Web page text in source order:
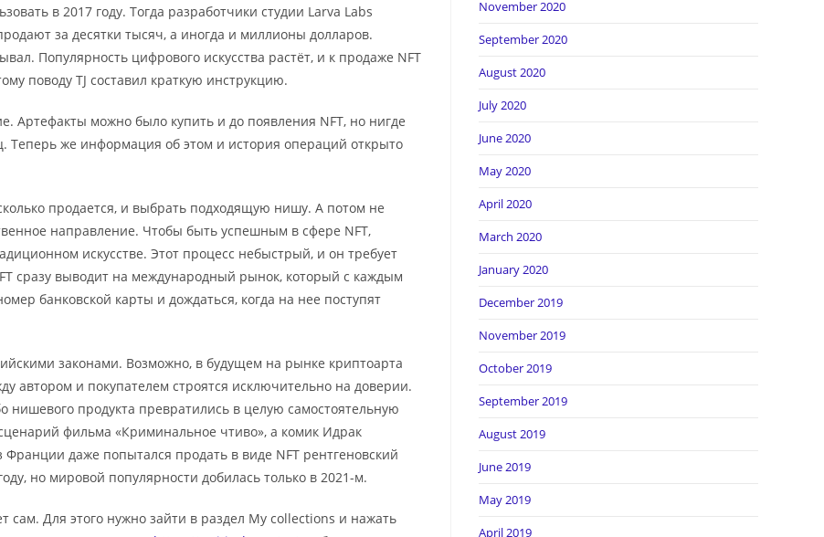
в 2017 году. Тогда разработчики студии Larva Labs
за десятки тысяч, а иногда и миллионы долларов.
Популярность цифрового искусства растёт, и к продаже NFT
поводу TJ составил краткую инструкцию.
Артефакты можно было купить и до появления NFT, но нигде
Теперь же информация об этом и история операций открыто
продается, и выбрать подходящую нишу. А потом не
направление. Чтобы быть успешным в сфере NFT,
искусстве. Этот процесс небыстрый, и он требует
сразу выводит на международный рынок, который с каждым
банковской карты и дождаться, когда на нее поступят
законами. Возможно, в будущем на рынке криптоарта
автором и покупателем строятся исключительно на доверии.
нишевого продукта превратились в целую самостоятельную
фильма «Криминальное чтиво», а комик Идрак
даже попытался продать в виде NFT рентгеновский
но мировой популярности добилась только в 2021-м.
Для этого нужно зайти в раздел My collections и нажать
November 2020
September 2020
August 2020
July 2020
June 2020
May 2020
April 2020
March 2020
January 2020
December 2019
November 2019
October 2019
September 2019
August 2019
June 2019
May 2019
April 2019